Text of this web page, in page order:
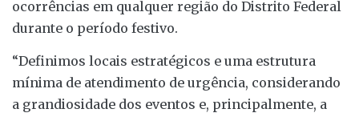
ocorrências em qualquer região do Distrito Federal
durante o período festivo.
“Definimos locais estratégicos e uma estrutura
mínima de atendimento de urgência, considerando
a grandiosidade dos eventos e, principalmente, a